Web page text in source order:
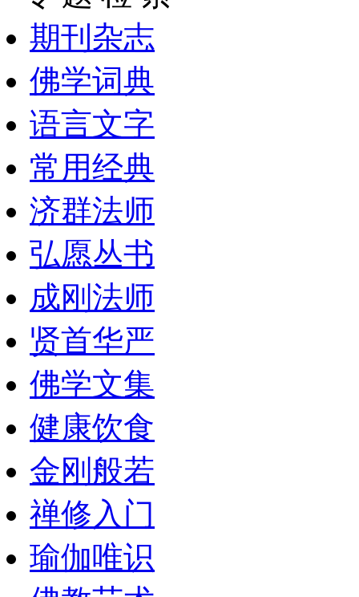
期刊杂志
佛学词典
语言文字
常用经典
济群法师
弘愿丛书
成刚法师
贤首华严
佛学文集
健康饮食
金刚般若
禅修入门
瑜伽唯识